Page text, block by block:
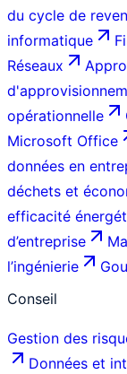
du cycle de
informatique
Réseaux
opérationnelle
Microsoft Office
données en
déchets et
efficacité
d’entreprise
l’ingénierie
Conseil
Gestion des
Données et